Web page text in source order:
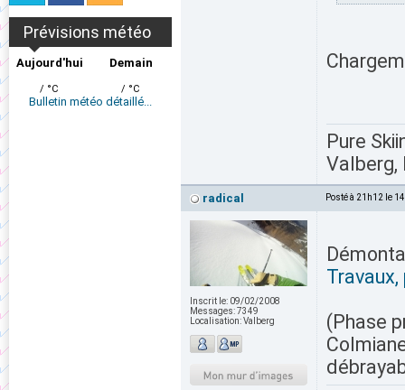
Prévisions météo
Aujourd'hui
/ °C
Demain
/ °C
Bulletin météo détaillé...
Pure
Valberg,
radical Posté à 21h12 le
Inscrit le: 09/02/2008
Messages:7349
Localisation:Valberg
(Phase